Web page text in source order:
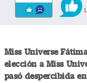
1
Miss Universe
elección a Miss
pasó despercibida